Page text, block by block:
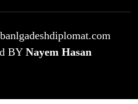
BY Nayem Hasan